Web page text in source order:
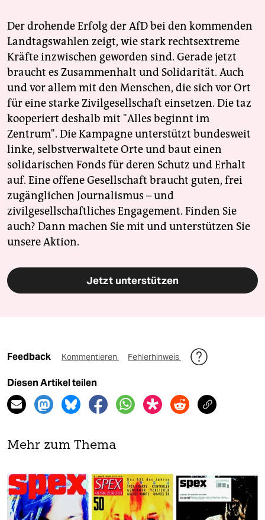
Der drohende Erfolg der AfD bei den kommenden
Landtagswahlen zeigt, wie stark rechtsextreme
Kräfte inzwischen geworden sind. Gerade jetzt
braucht es Zusammenhalt und Solidarität. Auch
und vor allem mit den Menschen, die sich vor Ort
für eine starke Zivilgesellschaft einsetzen. Die taz
kooperiert deshalb mit "Alles beginnt im
Zentrum". Die Kampagne unterstützt bundesweit
linke, selbstverwaltete Orte und baut einen
solidarischen Fonds für deren Schutz und Erhalt
auf. Eine offene Gesellschaft braucht guten, frei
zugänglichen Journalismus – und
zivilgesellschaftliches Engagement. Finden Sie
auch? Dann machen Sie mit und unterstützen Sie
unsere Aktion.
Jetzt unterstützen
Feedback Kommentieren Fehlerhinweis
Diesen Artikel teilen
Mehr zum Thema